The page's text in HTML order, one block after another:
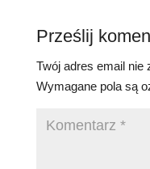
Prześlij
Twój adres email nie
Wymagane pola są